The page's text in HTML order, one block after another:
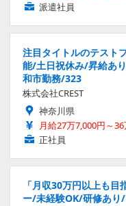
派遣社員
注目タイトルのテスト
能/土日祝休み/昇給あ
和市勤務/323
株式会社CREST
神奈川県
月給27万7,000円～
正社員
「月収30万円以上も
ー/未経験OK/研修あ